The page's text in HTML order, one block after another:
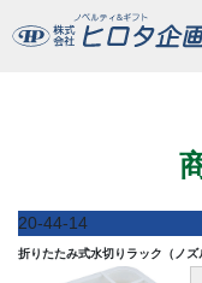
20-44-14
折りたたみ式水切りラック（ノズ